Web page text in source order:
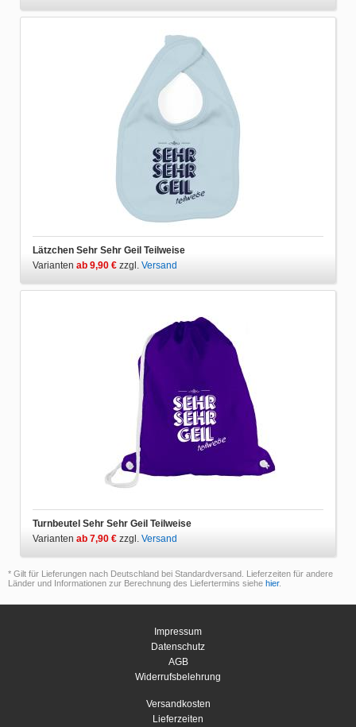
Lätzchen Sehr Sehr Geil Teilweise
Varianten ab 9,90 € zzgl. Versand
Turnbeutel Sehr Sehr Geil Teilweise
Varianten ab 7,90 € zzgl. Versand
* Gilt für Lieferungen nach Deutschland bei Standardversand. Lieferzeiten für andere
Länder und Informationen zur Berechnung des Liefertermins siehe hier.
Impressum
Datenschutz
AGB
Widerrufsbelehrung
Versandkosten
Lieferzeiten